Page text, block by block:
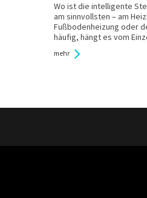
Wo ist die intelligente
am sinnvollsten – am
Fußbodenheizung oder
häufig, hängt es vom
mehr